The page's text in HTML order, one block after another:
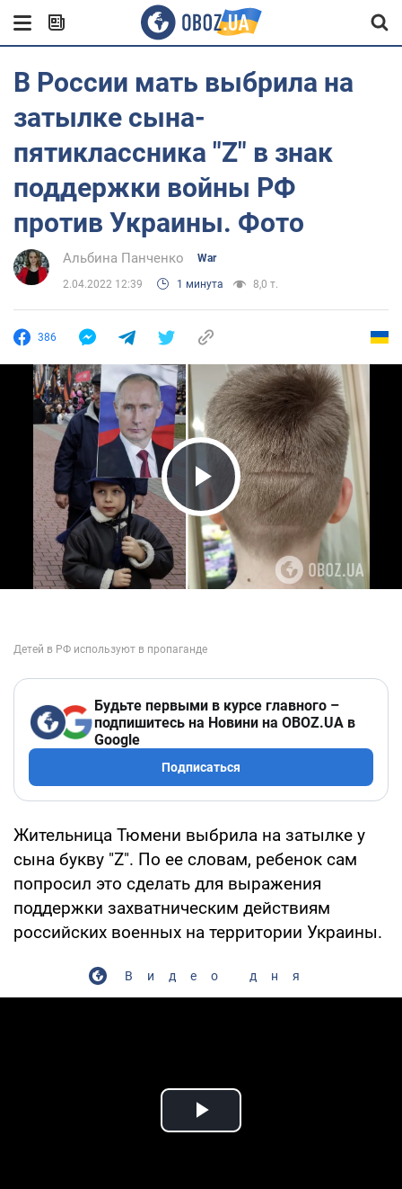
В России мать выбрила на
затылке сына-
пятиклассника "Z" в знак
поддержки войны РФ
против Украины. Фото
Альбина Панченко War
2.04.2022 12:39 1 минута 8,0 т.
386
Play Video
Будьте первыми в курсе главного –
подпишитесь на Новини на OBOZ.UA в
Google
Подписаться
Жительница Тюмени выбрила на затылке у
сына букву "Z". По ее словам, ребенок сам
попросил это сделать для выражения
поддержки захватническим действиям
российских военных на территории Украины.
Видео дня
Play Video